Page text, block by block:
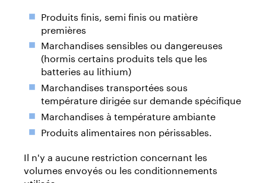
Produits finis, semi finis ou matière
premières
Marchandises sensibles ou dangereuses
(hormis certains produits tels que les
batteries au lithium)
Marchandises transportées sous
température dirigée sur demande spécifique
Marchandises à température ambiante
Produits alimentaires non périssables.
Il n'y a aucune restriction concernant les
volumes envoyés ou les conditionnements